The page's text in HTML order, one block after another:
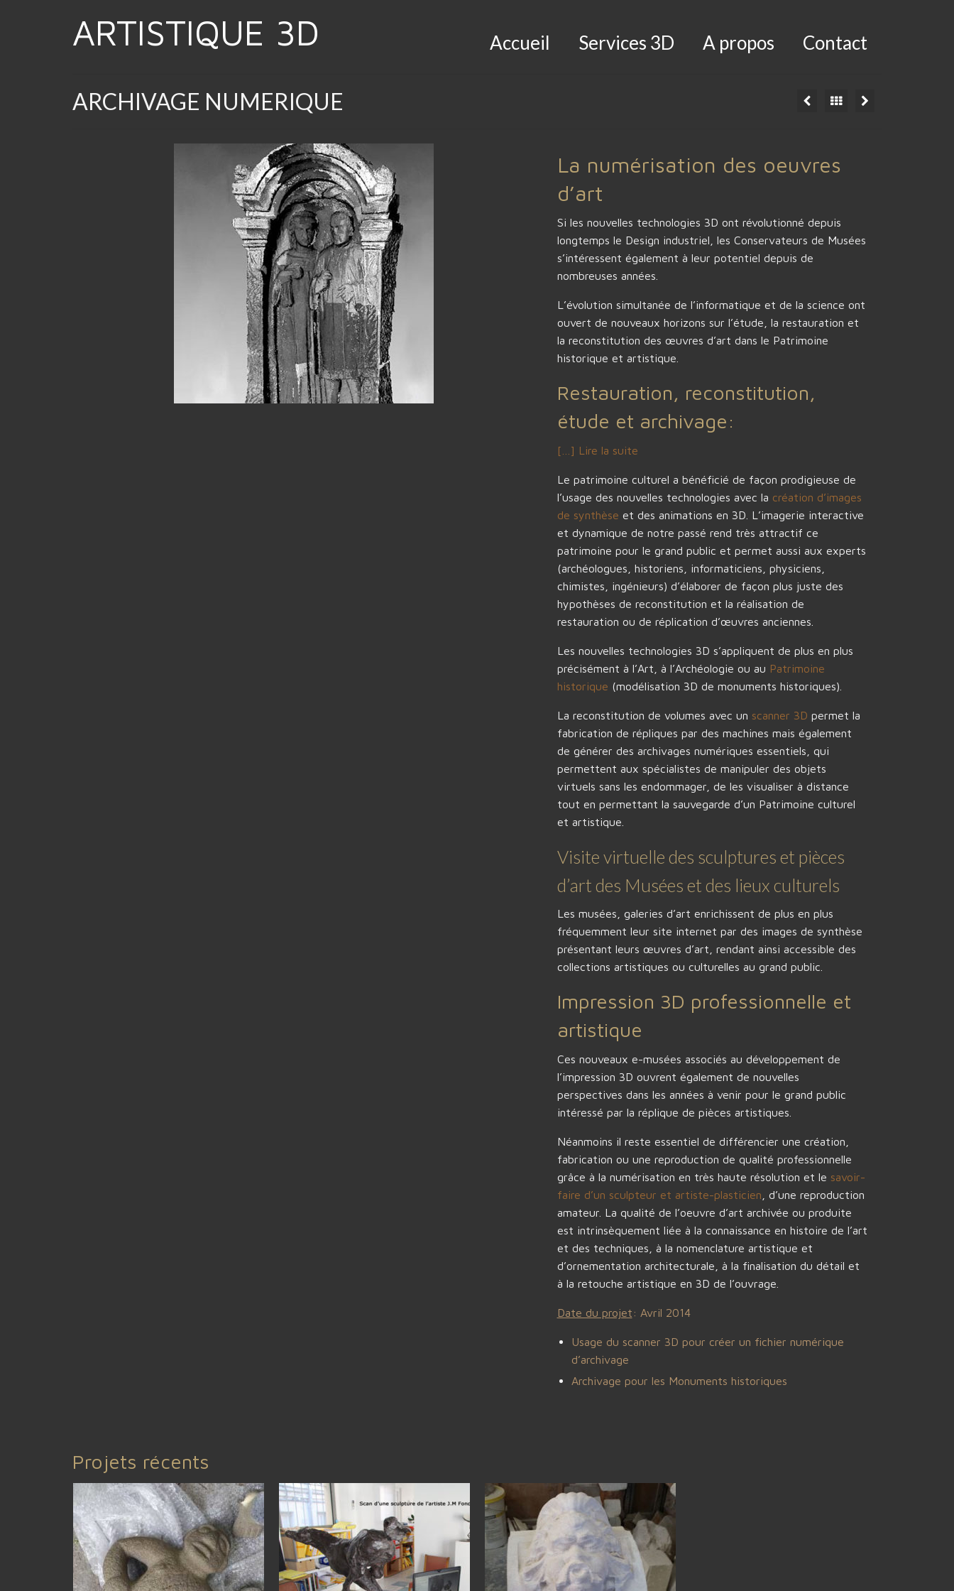
ARTISTIQUE 3D Accueil Services 3D A propos Contact
ARCHIVAGE NUMERIQUE
La numérisation des oeuvres
d’art
Si les nouvelles technologies 3D ont révolutionné depuis
longtemps le Design industriel, les Conservateurs de Musées
s’intéressent également à leur potentiel depuis de
nombreuses années.
L’évolution simultanée de l’informatique et de la science ont
ouvert de nouveaux horizons sur l’étude, la restauration et
la reconstitution des œuvres d’art dans le Patrimoine
historique et artistique.
Restauration, reconstitution,
étude et archivage:
[…] Lire la suite
Le patrimoine culturel a bénéficié de façon prodigieuse de
l’usage des nouvelles technologies avec la création d’images
de synthèse et des animations en 3D. L’imagerie interactive
et dynamique de notre passé rend très attractif ce
patrimoine pour le grand public et permet aussi aux experts
(archéologues, historiens, informaticiens, physiciens,
chimistes, ingénieurs) d’élaborer de façon plus juste des
hypothèses de reconstitution et la réalisation de
restauration ou de réplication d’œuvres anciennes.
Les nouvelles technologies 3D s’appliquent de plus en plus
précisément à l’Art, à l’Archéologie ou au Patrimoine
historique (modélisation 3D de monuments historiques).
La reconstitution de volumes avec un scanner 3D permet la
fabrication de répliques par des machines mais également
de générer des archivages numériques essentiels, qui
permettent aux spécialistes de manipuler des objets
virtuels sans les endommager, de les visualiser à distance
tout en permettant la sauvegarde d’un Patrimoine culturel
et artistique.
Visite virtuelle des sculptures et pièces
d’art des Musées et des lieux culturels
Les musées, galeries d’art enrichissent de plus en plus
fréquemment leur site internet par des images de synthèse
présentant leurs œuvres d’art, rendant ainsi accessible des
collections artistiques ou culturelles au grand public.
Impression 3D professionnelle et
artistique
Ces nouveaux e-musées associés au développement de
l’impression 3D ouvrent également de nouvelles
perspectives dans les années à venir pour le grand public
intéressé par la réplique de pièces artistiques.
Néanmoins il reste essentiel de différencier une création,
fabrication ou une reproduction de qualité professionnelle
grâce à la numérisation en très haute résolution et le savoir-
faire d’un sculpteur et artiste-plasticien , d’une reproduction
amateur. La qualité de l’oeuvre d’art archivée ou produite
est intrinsèquement liée à la connaissance en histoire de l’art
et des techniques, à la nomenclature artistique et
d’ornementation architecturale, à la finalisation du détail et
à la retouche artistique en 3D de l’ouvrage.
Date du projet : Avril 2014
Usage du scanner 3D pour créer un fichier numérique
d’archivage
Archivage pour les Monuments historiques
Projets récents